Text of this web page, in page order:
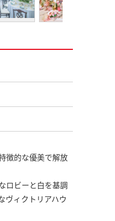
徴的な優美で解放
ロビーと白を基調
ヴィクトリアハウ